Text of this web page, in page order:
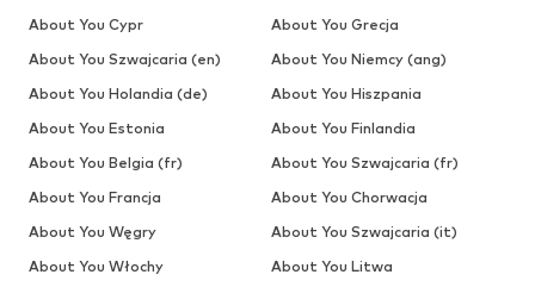
About You Cypr
About You Grecja
About You Szwajcaria (en)
About You Niemcy (ang)
About You Holandia (de)
About You Hiszpania
About You Estonia
About You Finlandia
About You Belgia (fr)
About You Szwajcaria (fr)
About You Francja
About You Chorwacja
About You Węgry
About You Szwajcaria (it)
About You Włochy
About You Litwa